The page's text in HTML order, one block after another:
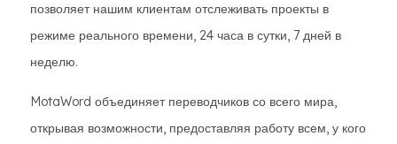
позволяет нашим клиентам отслеживать проекты в
режиме реального времени, 24 часа в сутки, 7 дней в
неделю.
MotaWord объединяет переводчиков со всего мира,
открывая возможности, предоставляя работу всем, у кого